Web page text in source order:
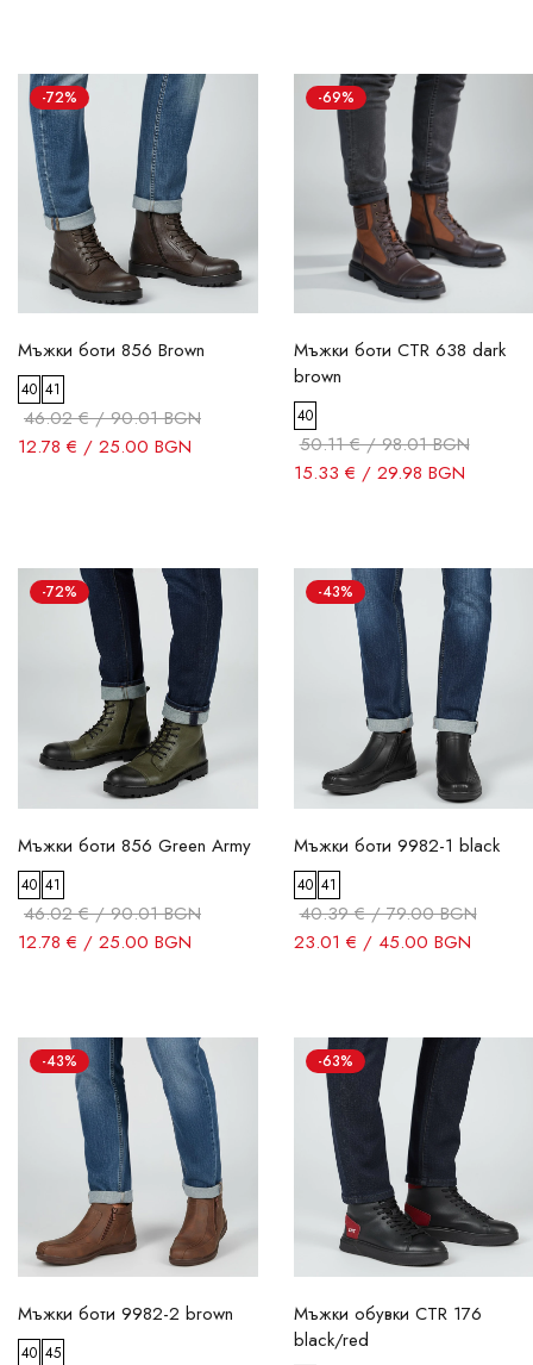
-72%
Мъжки боти 856 Brown
40 41
46.02 € / 90.01 BGN
12.78 € / 25.00 BGN
-69%
Мъжки боти CTR 638 dark
brown
40
50.11 € / 98.01 BGN
15.33 € / 29.98 BGN
-72%
Мъжки боти 856 Green Army
40 41
46.02 € / 90.01 BGN
12.78 € / 25.00 BGN
-43%
Мъжки боти 9982-1 black
40 41
40.39 € / 79.00 BGN
23.01 € / 45.00 BGN
-43%
Мъжки боти 9982-2 brown
40 45
-63%
Мъжки обувки CTR 176
black/red